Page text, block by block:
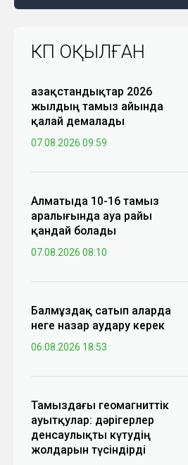
КӨП ОҚЫЛҒАН
Қазақстандықтар 2026
жылдың тамыз айында
қалай демалады
07.08.2026 09:59
Алматыда 10-16 тамыз
аралығында ауа райы
қандай болады
07.08.2026 08:10
Балмұздақ сатып аларда
неге назар аудару керек
06.08.2026 18:53
Тамыздағы геомагниттік
ауытқулар: дәрігерлер
денсаулықты күтудің
жолдарын түсіндірді